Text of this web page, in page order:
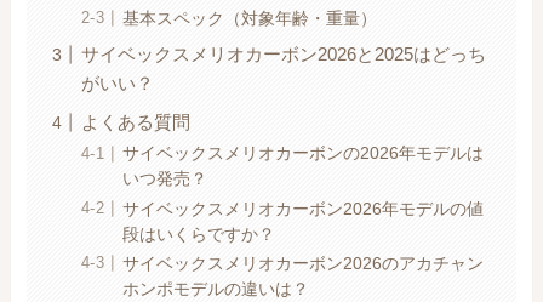
基本スペック（対象年齢・重量）
サイベックスメリオカーボン2026と2025はどっち
がいい？
よくある質問
サイベックスメリオカーボンの2026年モデルは
いつ発売？
サイベックスメリオカーボン2026年モデルの値
段はいくらですか？
サイベックスメリオカーボン2026のアカチャン
ホンポモデルの違いは？